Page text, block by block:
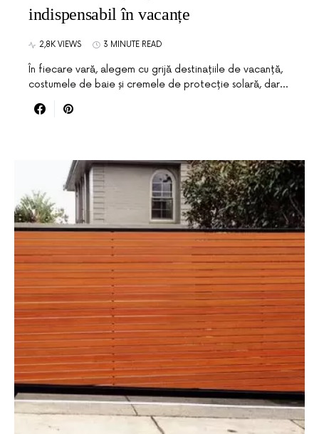
indispensabil în vacanțe
2,8K VIEWS 3 MINUTE READ
În fiecare vară, alegem cu grijă destinațiile de vacanță,
costumele de baie și cremele de protecție solară, dar…